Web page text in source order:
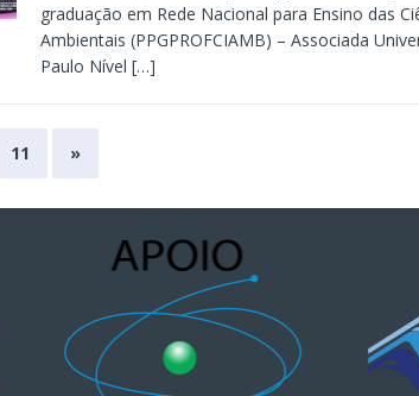
graduação em Rede Nacional para Ensino das
Ambientais (PPGPROFCIAMB) – Associada
Paulo Nível […]
11 »